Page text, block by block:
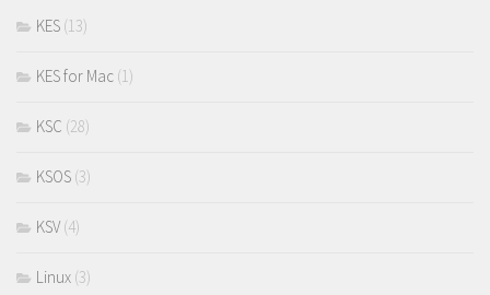
KES (13)
KES for Mac (1)
KSC (28)
KSOS (3)
KSV (4)
Linux (3)